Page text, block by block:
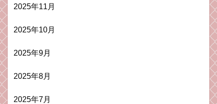
2025年11月
2025年10月
2025年9月
2025年8月
2025年7月